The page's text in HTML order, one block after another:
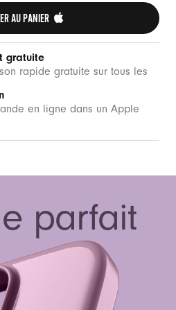
AU PANIER
gratuite
rapide gratuite sur tous les
en ligne dans un Apple
parfait